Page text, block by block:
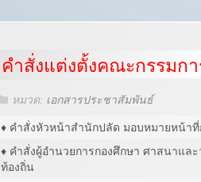
คำสั่งแต่งตั้งคณะกรรมกา
หมวด: เอกสารประชาสัมพันธ์
♦ คำสั่งหัวหน้าสำนักปลัด มอบหมายหน้า
♦ คำสั่งผู้อำนวยการกองศึกษา ศาสนาแ
ท้องถิ่น